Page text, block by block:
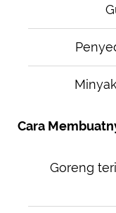
Cara
Goreng